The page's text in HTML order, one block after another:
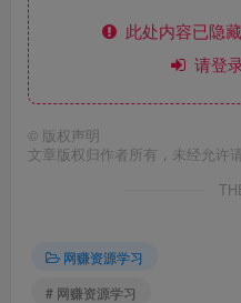
此处内容已隐
请登
© 版权声明
文章版权归作者所有，未经允许请
网赚资源学习
# 网赚资源学习